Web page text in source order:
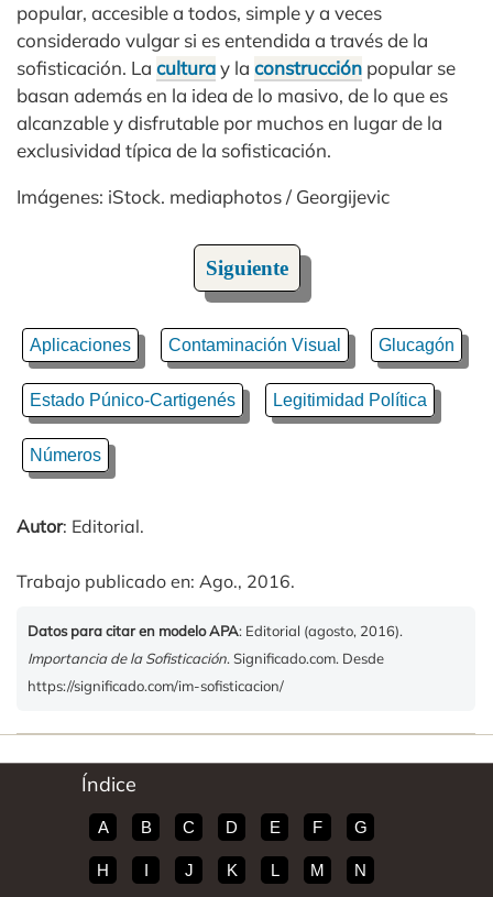
popular, accesible a todos, simple y a veces
considerado vulgar si es entendida a través de la
sofisticación. La culturay la construcción popular se
basan además en la idea de lo masivo, de lo que es
alcanzable y disfrutable por muchos en lugar de la
exclusividad típica de la sofisticación.
Imágenes: iStock. mediaphotos / Georgijevic
Siguiente
Aplicaciones Contaminación Visual Glucagón
Estado Púnico-Cartigenés Legitimidad Política
Números
Autor: Editorial.
Trabajo publicado en: Ago., 2016.
Datos para citar en modelo APA: Editorial (agosto, 2016).
Importancia de la Sofisticación. Significado.com. Desde
https://significado.com/im-sofisticacion/
Índice
A B C D E F G
H I J K L M N